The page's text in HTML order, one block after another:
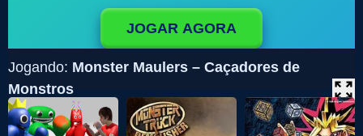
JOGAR AGORA
Jogando: Monster Maulers – Caçadores de
Monstros